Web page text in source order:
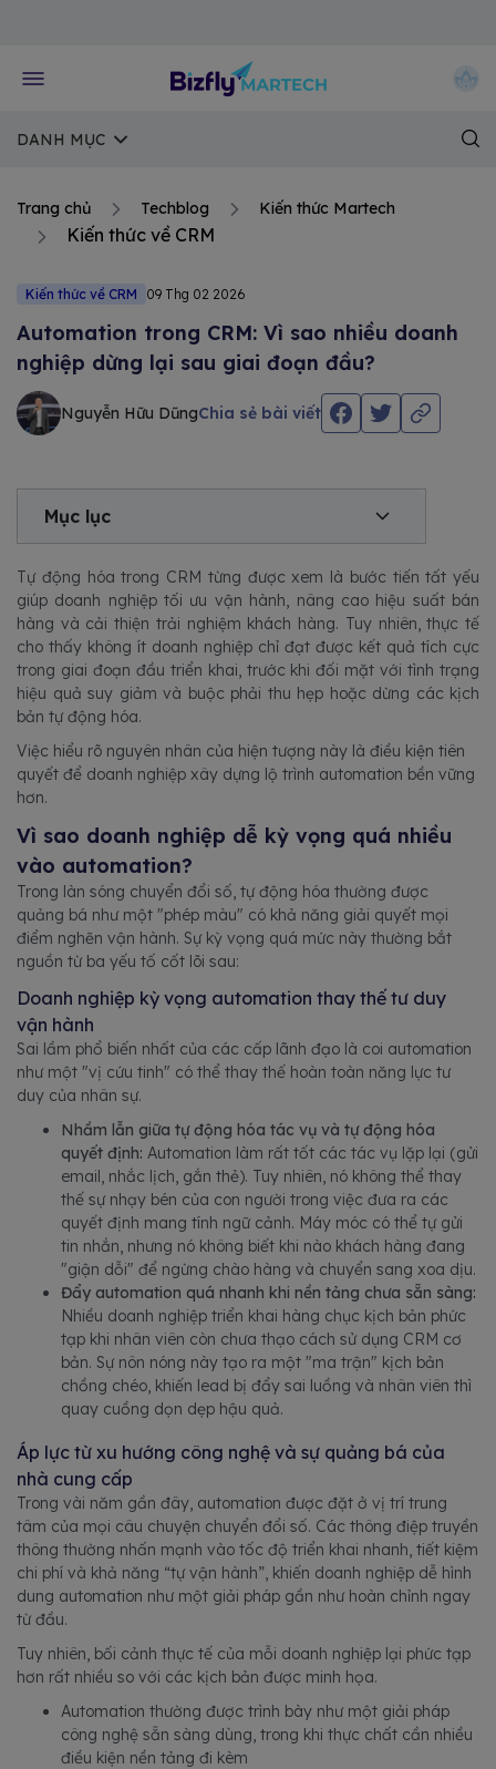
DANH MỤC
Trang chủ Techblog Kiến thức Martech
Kiến thức về CRM
Kiến thức về CRM 09 Thg 02 2026
Automation trong CRM: Vì sao nhiều doanh
nghiệp dừng lại sau giai đoạn đầu?
Nguyễn Hữu DũngChia sẻ bài viết
Mục lục
Tự động hóa trong CRM từng được xem là bước tiến tất yếu
giúp doanh nghiệp tối ưu vận hành, nâng cao hiệu suất bán
hàng và cải thiện trải nghiệm khách hàng. Tuy nhiên, thực tế
cho thấy không ít doanh nghiệp chỉ đạt được kết quả tích cực
trong giai đoạn đầu triển khai, trước khi đối mặt với tình trạng
hiệu quả suy giảm và buộc phải thu hẹp hoặc dừng các kịch
bản tự động hóa.
Việc hiểu rõ nguyên nhân của hiện tượng này là điều kiện tiên
quyết để doanh nghiệp xây dựng lộ trình automation bền vững
hơn.
Vì sao doanh nghiệp dễ kỳ vọng quá nhiều
vào automation?
Trong làn sóng chuyển đổi số, tự động hóa thường được
quảng bá như một "phép màu" có khả năng giải quyết mọi
điểm nghẽn vận hành. Sự kỳ vọng quá mức này thường bắt
nguồn từ ba yếu tố cốt lõi sau:
Doanh nghiệp kỳ vọng automation thay thế tư duy
vận hành
Sai lầm phổ biến nhất của các cấp lãnh đạo là coi automation
như một "vị cứu tinh" có thể thay thế hoàn toàn năng lực tư
duy của nhân sự.
Nhầm lẫn giữa tự động hóa tác vụ và tự động hóa
quyết định: Automation làm rất tốt các tác vụ lặp lại (gửi
email, nhắc lịch, gắn thẻ). Tuy nhiên, nó không thể thay
thế sự nhạy bén của con người trong việc đưa ra các
quyết định mang tính ngữ cảnh. Máy móc có thể tự gửi
tin nhắn, nhưng nó không biết khi nào khách hàng đang
"giận dỗi" để ngừng chào hàng và chuyển sang xoa dịu.
Đẩy automation quá nhanh khi nền tảng chưa sẵn sàng:
Nhiều doanh nghiệp triển khai hàng chục kịch bản phức
tạp khi nhân viên còn chưa thạo cách sử dụng CRM cơ
bản. Sự nôn nóng này tạo ra một "ma trận" kịch bản
chồng chéo, khiến lead bị đẩy sai luồng và nhân viên thì
quay cuồng dọn dẹp hậu quả.
Áp lực từ xu hướng công nghệ và sự quảng bá của
nhà cung cấp
Trong vài năm gần đây, automation được đặt ở vị trí trung
tâm của mọi câu chuyện chuyển đổi số. Các thông điệp truyền
thông thường nhấn mạnh vào tốc độ triển khai nhanh, tiết kiệm
chi phí và khả năng “tự vận hành”, khiến doanh nghiệp dễ hình
dung automation như một giải pháp gần như hoàn chỉnh ngay
từ đầu.
Tuy nhiên, bối cảnh thực tế của mỗi doanh nghiệp lại phức tạp
hơn rất nhiều so với các kịch bản được minh họa.
Automation thường được trình bày như một giải pháp
công nghệ sẵn sàng dùng, trong khi thực chất cần nhiều
điều kiện nền tảng đi kèm